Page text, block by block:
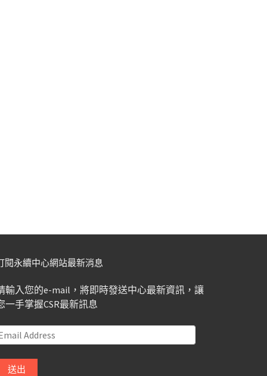
閱永續中心網站最新消息
輸入您的e-mail，將即時發送中心最新資訊，讓
一手掌握CSR最新訊息